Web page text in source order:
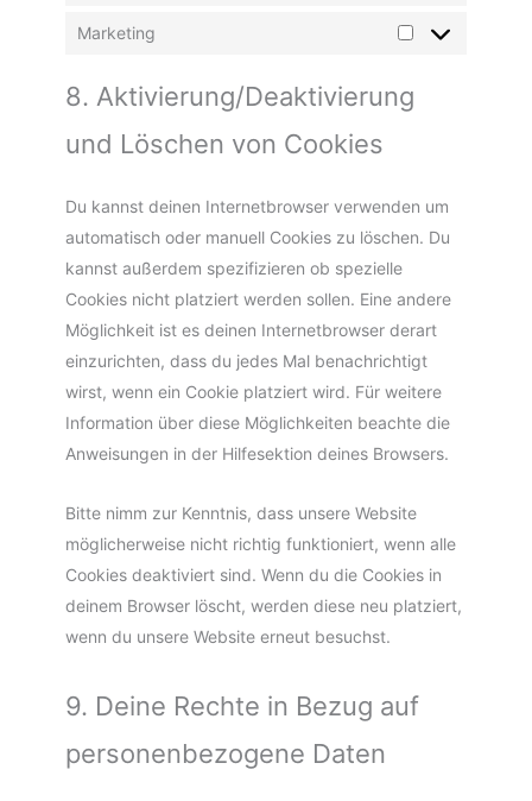
Marketing
8. Aktivierung/Deaktivierung
und Löschen von Cookies
Du kannst deinen Internetbrowser verwenden um
automatisch oder manuell Cookies zu löschen. Du
kannst außerdem spezifizieren ob spezielle
Cookies nicht platziert werden sollen. Eine andere
Möglichkeit ist es deinen Internetbrowser derart
einzurichten, dass du jedes Mal benachrichtigt
wirst, wenn ein Cookie platziert wird. Für weitere
Information über diese Möglichkeiten beachte die
Anweisungen in der Hilfesektion deines Browsers.
Bitte nimm zur Kenntnis, dass unsere Website
möglicherweise nicht richtig funktioniert, wenn alle
Cookies deaktiviert sind. Wenn du die Cookies in
deinem Browser löscht, werden diese neu platziert,
wenn du unsere Website erneut besuchst.
9. Deine Rechte in Bezug auf
personenbezogene Daten